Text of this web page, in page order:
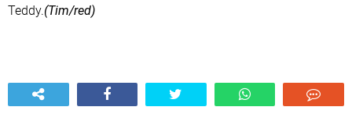
Teddy.(Tim/red)